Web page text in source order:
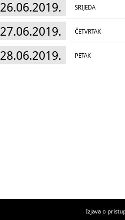
26.06.2019. SRIJEDA
27.06.2019. ČETVRTAK
28.06.2019. PETAK
Izjava o